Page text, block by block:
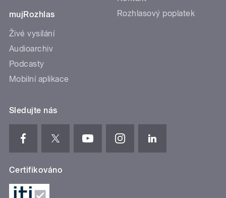
mujRozhlas
Živé vysílání
Audioarchiv
Podcasty
Mobilní aplikace
Rozhlasový poplatek
Sledujte nás
Certifikováno